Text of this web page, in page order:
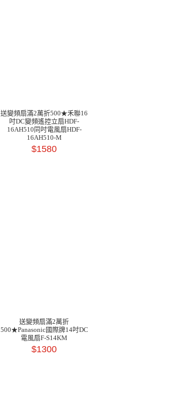
送變頻扇滿2萬折500★禾聯16
吋DC變頻遙控立扇HDF-
16AH510同吋電風扇HDF-
16AH510-M
$1580
送變頻扇滿2萬折
500★Panasonic國際牌14吋DC
電風扇F-S14KM
$1300